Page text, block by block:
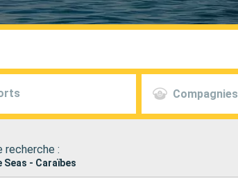
Compagnies
recherche :
- Caraïbes